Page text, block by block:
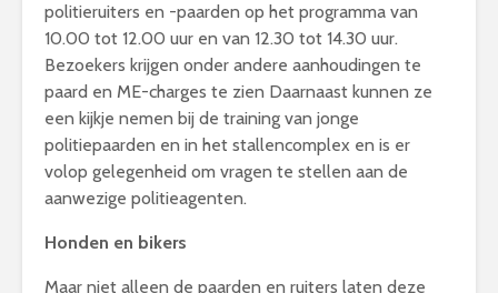
politieruiters en -paarden op het programma van
10.00 tot 12.00 uur en van 12.30 tot 14.30 uur.
Bezoekers krijgen onder andere aanhoudingen te
paard en ME-charges te zien Daarnaast kunnen ze
een kijkje nemen bij de training van jonge
politiepaarden en in het stallencomplex en is er
volop gelegenheid om vragen te stellen aan de
aanwezige politieagenten.
Honden en bikers
Maar niet alleen de paarden en ruiters laten deze